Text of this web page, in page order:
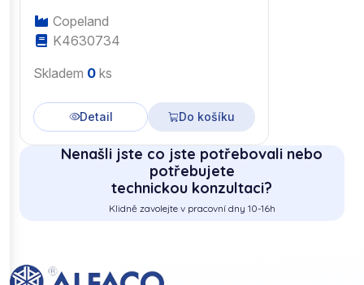
Copeland
K4630734
Skladem 0 ks
Detail Do košíku
Nenašli jste co jste potřebovali nebo
potřebujete
technickou konzultaci?
Klidně zavolejte v pracovní dny 10-16h